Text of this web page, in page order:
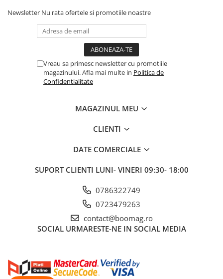
Sei
Coliere si cleme sa
Angrenaje bicicleta
Foi angrenaj
Angrenaj pedalier
Schimbator de viteze bicicleta
Schimbatoare spate
Manete schimbator si frana
Manete schimbator bicicleta
Manete mixte frana - schimbator
Rulmenti si coronite
Ochelari
Casca bicicleta
Newsletter Nu rata ofertele si promotiile noastre
Vreau sa primesc newsletter cu promotiile
magazinului. Afla mai multe in Politica de
Confidentialitate
MAGAZINUL MEU
CLIENTI
DATE COMERCIALE
SUPORT CLIENTI LUNI- VINERI 09:30- 18:00
0786322749
0723479263
contact@boomag.ro
SOCIAL URMARESTE-NE IN SOCIAL MEDIA